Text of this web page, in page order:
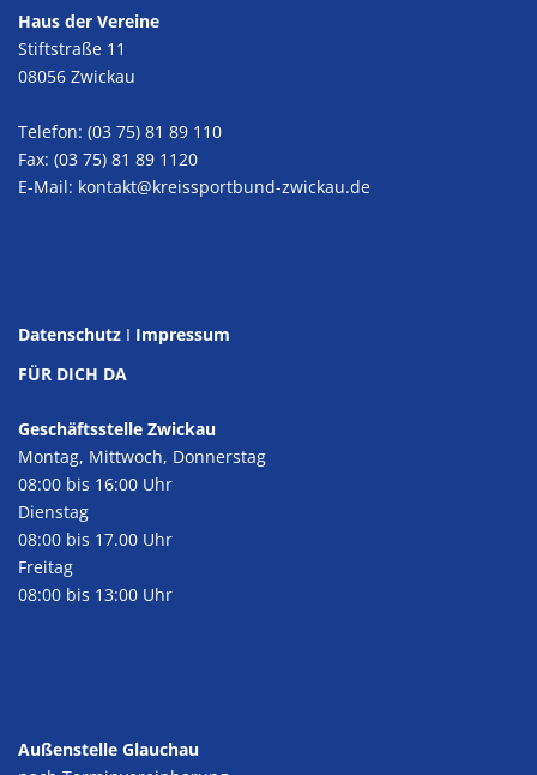
Haus der Vereine
Stiftstraße 11
08056 Zwickau
Telefon: (03 75) 81 89 110
Fax: (03 75) 81 89 1120
E-Mail: kontakt@kreissportbund-zwickau.de
Datenschutz I Impressum
FÜR DICH DA
Geschäftsstelle Zwickau
Montag, Mittwoch, Donnerstag
08:00 bis 16:00 Uhr
Dienstag
08:00 bis 17.00 Uhr
Freitag
08:00 bis 13:00 Uhr
Außenstelle Glauchau